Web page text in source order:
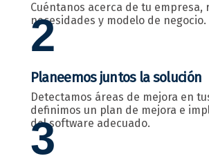
Cuéntanos acerca de tu empresa,
necesidades y modelo de negocio.
2
Planeemos juntos la solución
Detectamos áreas de mejora en
definimos un plan de mejora e
del software adecuado.
3